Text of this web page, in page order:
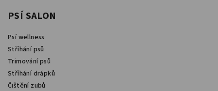
PSÍ SALON
Psí wellness
Stříhání psů
Trimování psů
Stříhání drápků
Čištění zubů